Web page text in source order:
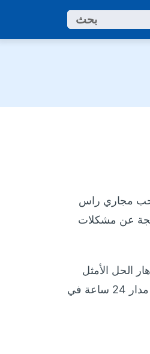
بحث
مجاري راس
عن مشكلات
الحل الأمثل
فريقنا يعمل على مدار 24 ساعة في